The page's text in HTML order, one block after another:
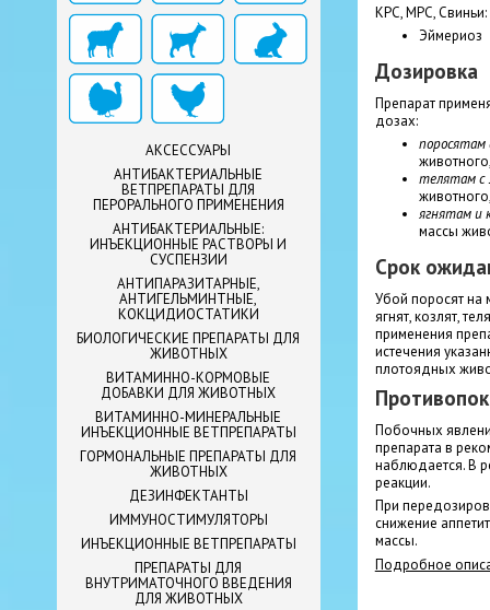
АКСЕССУАРЫ
АНТИБАКТЕРИАЛЬНЫЕ
ВЕТПРЕПАРАТЫ ДЛЯ
ПЕРОРАЛЬНОГО ПРИМЕНЕНИЯ
АНТИБАКТЕРИАЛЬНЫЕ:
ИНЪЕКЦИОННЫЕ РАСТВОРЫ И
СУСПЕНЗИИ
АНТИПАРАЗИТАРНЫЕ,
АНТИГЕЛЬМИНТНЫЕ,
КОКЦИДИОСТАТИКИ
БИОЛОГИЧЕСКИЕ ПРЕПАРАТЫ ДЛЯ
ЖИВОТНЫХ
ВИТАМИННО-КОРМОВЫЕ
ДОБАВКИ ДЛЯ ЖИВОТНЫХ
ВИТАМИННО-МИНЕРАЛЬНЫЕ
ИНЪЕКЦИОННЫЕ ВЕТПРЕПАРАТЫ
ГОРМОНАЛЬНЫЕ ПРЕПАРАТЫ ДЛЯ
ЖИВОТНЫХ
ДЕЗИНФЕКТАНТЫ
ИММУНОСТИМУЛЯТОРЫ
ИНЪЕКЦИОННЫЕ ВЕТПРЕПАРАТЫ
ПРЕПАРАТЫ ДЛЯ
ВНУТРИМАТОЧНОГО ВВЕДЕНИЯ
ДЛЯ ЖИВОТНЫХ
КРС, МРС, Свиньи:
Эймериоз
Дозировка
Препарат
дозах:
поросятам
телятам с
ягнятам и
массы
Срок
Убой поросят на
ягнят, козлят,
применения
истечения
плотоядных
Побочных
препарата в
наблюдается. В
реакции.
При
снижение
массы.
Подробное